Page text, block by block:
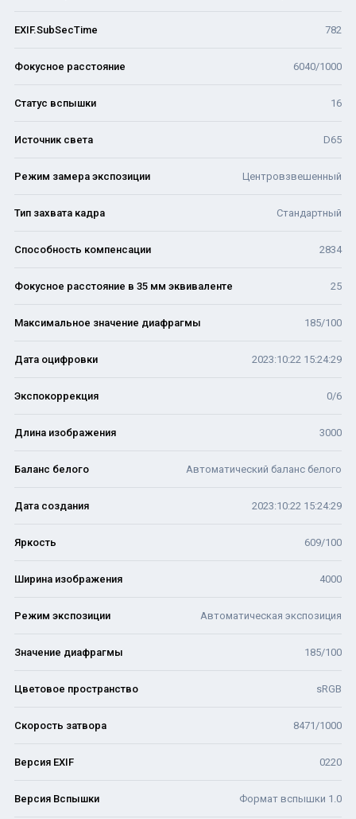
EXIF.SubSecTime 782
Фокусное расстояние 6040/1000
Статус вспышки 16
Источник света D65
Режим замера экспозиции Центровзвешенный
Тип захвата кадра Стандартный
Способность компенсации 2834
Фокусное расстояние в 35 мм эквиваленте 25
Максимальное значение диафрагмы 185/100
Дата оцифровки 2023:10:22 15:24:29
Экспокоррекция 0/6
Длина изображения 3000
Баланс белого Автоматический баланс белого
Дата создания 2023:10:22 15:24:29
Яркость 609/100
Ширина изображения 4000
Режим экспозиции Автоматическая экспозиция
Значение диафрагмы 185/100
Цветовое пространство sRGB
Скорость затвора 8471/1000
Версия EXIF 0220
Версия Вспышки Формат вспышки 1.0